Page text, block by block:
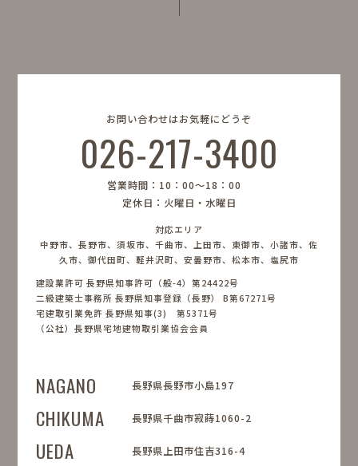
お問い合わせはお気軽にどうぞ
026-217-3400
営業時間：10：00〜18：00
定休日：火曜日・水曜日
対応エリア
中野市、長野市、須坂市、千曲市、上田市、東御市、小諸市、佐
久市、御代田町、軽井沢町、安曇野市、松本市、塩尻市
建設業許可 長野県知事許可（般-4）第24422号
二級建築士事務所 長野県知事登録（長野） B第67271号
宅建取引業免許 長野県知事(3) 第5371号
（公社）長野県宅地建物取引業協会会員
NAGANO 長野県長野市小島197
CHIKUMA 長野県千曲市寂蒔1060-2
UEDA 長野県上田市住吉316-4